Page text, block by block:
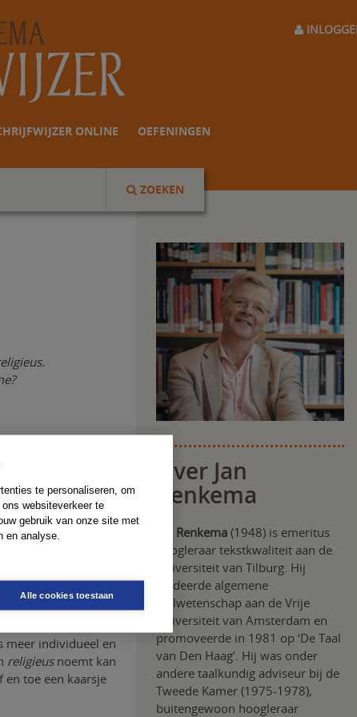
te personaliseren, om
websiteverkeer te
gebruik van onze site met
en analyse.
Alle cookies toestaan
ZOEKEN
ONLINE OEFENINGEN
(zie
is de band met
om twee
meer individueel en
religieus noemt kan
en toe een kaarsje
Over Jan
Renkema
Jan Renkema (1948) is emeritus
hoogleraar tekstkwaliteit aan de
Universiteit van Tilburg. Hij
studeerde algemene
taalwetenschap aan de Vrije
Universiteit van Amsterdam en
promoveerde in 1981 op ‘De Taal
van Den Haag’. Hij was onder
andere taalkundig adviseur bij de
Tweede Kamer (1975-1978),
buitengewoon hoogleraar